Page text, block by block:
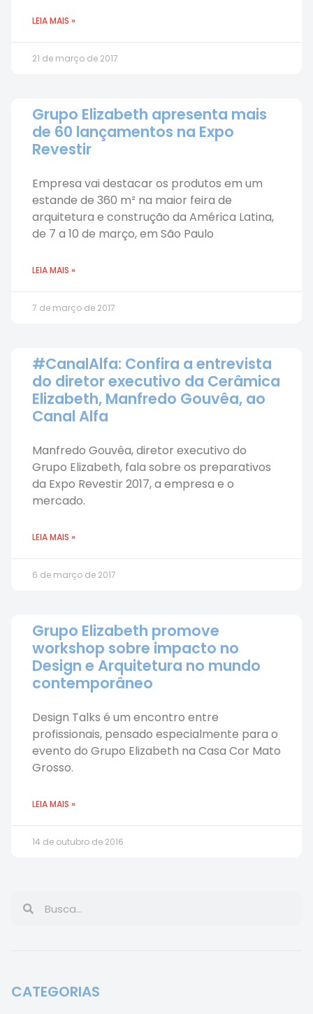
LEIA MAIS »
21 de março de 2017
Grupo Elizabeth apresenta mais
de 60 lançamentos na Expo
Revestir
Empresa vai destacar os produtos em um
estande de 360 m² na maior feira de
arquitetura e construção da América Latina,
de 7 a 10 de março, em São Paulo
LEIA MAIS »
7 de março de 2017
#CanalAlfa: Confira a entrevista
do diretor executivo da Cerâmica
Elizabeth, Manfredo Gouvêa, ao
Canal Alfa
Manfredo Gouvêa, diretor executivo do
Grupo Elizabeth, fala sobre os preparativos
da Expo Revestir 2017, a empresa e o
mercado.
LEIA MAIS »
6 de março de 2017
Grupo Elizabeth promove
workshop sobre impacto no
Design e Arquitetura no mundo
contemporâneo
Design Talks é um encontro entre
profissionais, pensado especialmente para o
evento do Grupo Elizabeth na Casa Cor Mato
Grosso.
LEIA MAIS »
14 de outubro de 2016
CATEGORIAS